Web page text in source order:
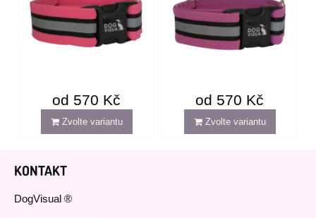
od 570 Kč
Zvolte variantu
od 570 Kč
Zvolte variantu
KONTAKT
DogVisual ®